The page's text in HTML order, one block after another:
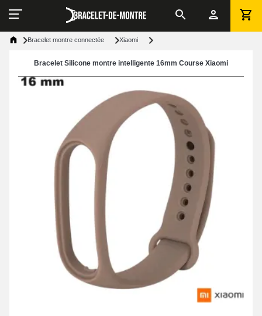
Bracelet montre connectée Xiaomi
Bracelet Silicone montre intelligente 16mm Course Xiaomi